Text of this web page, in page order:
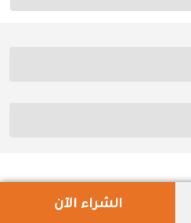
الشراء الآن